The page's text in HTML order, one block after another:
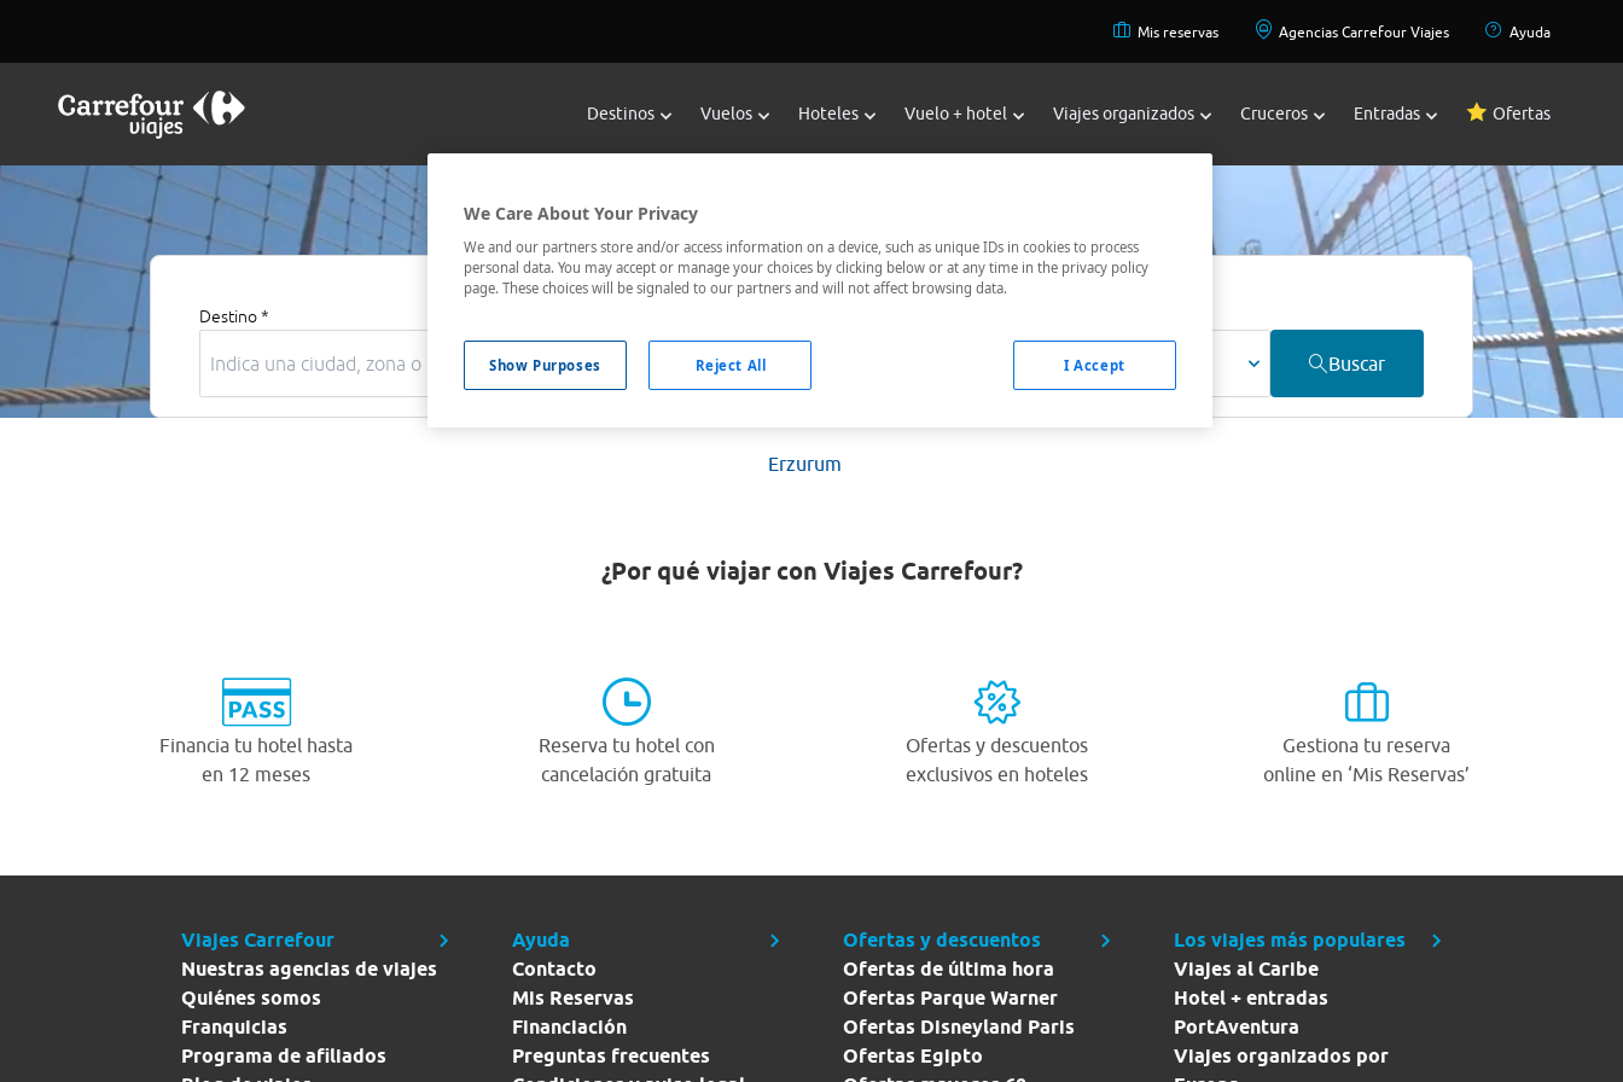
Mis reservas Agencias Carrefour Viajes Ayuda
Destinos Vuelos Hoteles Vuelo + hotel Viajes organizados Cruceros Entradas Ofertas
Hoteles en Erzurum
Destino *
09/08/2026 - 10/08/2026 1 habitación, 2 adultos Buscar
Erzurum
¿Por qué viajar con Viajes Carrefour?
Financia tu hotel hasta
en 12 meses
Reserva tu hotel con
cancelación gratuita
Ofertas y descuentos
exclusivos en hoteles
Gestiona tu reserva
online en ‘Mis Reservas’
Viajes Carrefour
Nuestras agencias de viajes
Quiénes somos
Franquicias
Programa de afiliados
Ayuda
Contacto
Mis Reservas
Financiación
Preguntas frecuentes
Ofertas y descuentos
Ofertas de última hora
Ofertas Parque Warner
Ofertas Disneyland Paris
Ofertas Egipto
Los viajes más populares
Viajes al Caribe
Hotel + entradas
PortAventura
Viajes organizados por
We Care About Your Privacy
We and our partners store and/or access information on a device, such as unique IDs in cookies to process
personal data. You may accept or manage your choices by clicking below or at any time in the privacy policy
page. These choices will be signaled to our partners and will not affect browsing data.
Show Purposes Reject All I Accept